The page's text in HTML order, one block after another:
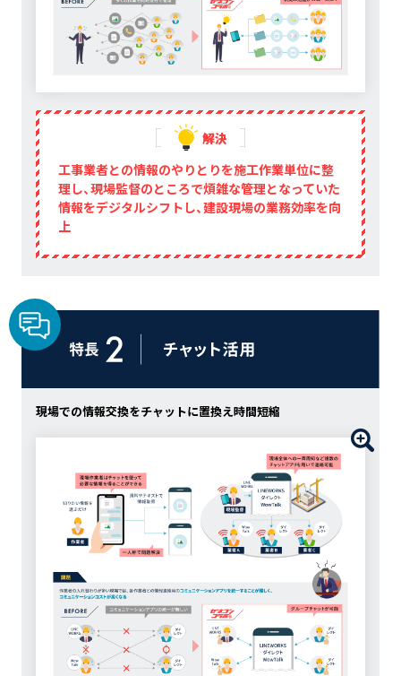
解決
工事業者との情報のやりとりを施工作業単位に整
理し、現場監督のところで煩雑な管理となっていた
情報をデジタルシフトし、建設現場の業務効率を向
上
現場での情報交換をチャットに置換え時間短縮